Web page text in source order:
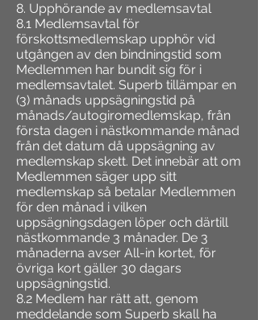
8. Upphörande av medlemsavtal
8.1 Medlemsavtal för
förskottsmedlemskap upphör vid
utgången av den bindningstid som
Medlemmen har bundit sig för i
medlemsavtalet. Superb tillämpar en
(3) månads uppsägningstid på
månads/autogiromedlemskap, från
första dagen i nästkommande månad
från det datum då uppsägning av
medlemskap skett. Det innebär att om
Medlemmen säger upp sitt
medlemskap så betalar Medlemmen
för den månad i vilken
uppsägningsdagen löper och därtill
nästkommande 3 månader. De 3
månaderna avser All-in kortet, för
övriga kort gäller 30 dagars
uppsägningstid.
8.2 Medlem har rätt att, genom
meddelande som Superb skall ha